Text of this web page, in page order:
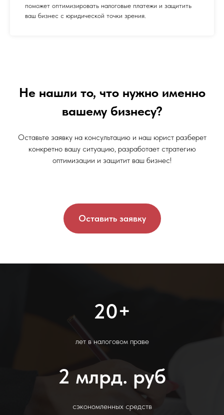
поможет оптимизировать налоговые платежи и защитить
ваш бизнес с юридической точки зрения.
Не нашли то, что нужно именно
вашему бизнесу?
Оставьте заявку на консультацию и наш юрист разберет
конкретно вашу ситуацию, разработает стратегию
оптимизации и защитит ваш бизнес!
Оставить заявку
20+
лет в налоговом праве
2 млрд. руб
сэкономленных средств